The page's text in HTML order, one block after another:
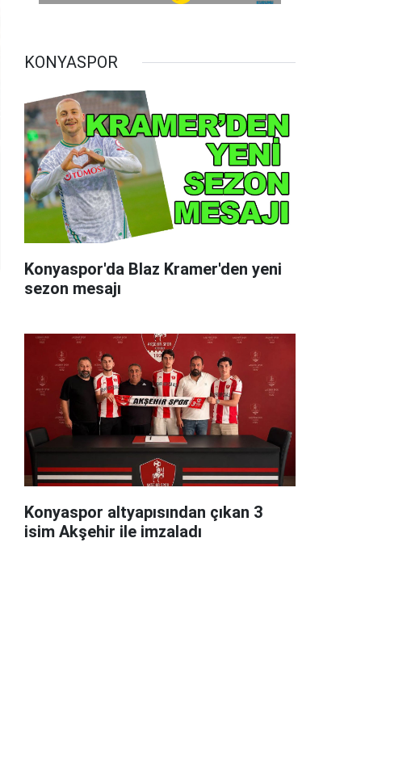
KONYASPOR
Konyaspor'da Blaz Kramer'den yeni
sezon mesajı
Konyaspor altyapısından çıkan 3
isim Akşehir ile imzaladı